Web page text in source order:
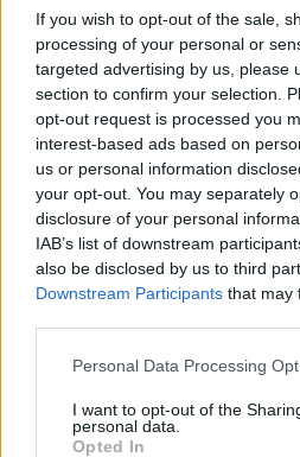
If you wish to opt-out of the sale,
processing of your personal or
targeted advertising by us, please
section to confirm your selection.
opt-out request is processed you
interest-based ads based on
us or personal information
your opt-out. You may separately
disclosure of your personal
IAB’s list of downstream
also be disclosed by us to third
Downstream Participants that may
Personal Data Processing
I want to opt-out of the
personal data.
Opted In
Astuce couture
Petit conseil couture :
rentabilisez votre commande
Expédition Locker / Point
Belgique, Espagne, Italie &
Relay avec suivi inclus.
Paiement Sécurisé via